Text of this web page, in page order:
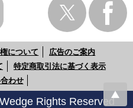
について
広告のご案内
特定商取引法に基づく表示
わせ
Rights Reserved